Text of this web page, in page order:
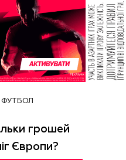
грошей
Європи?